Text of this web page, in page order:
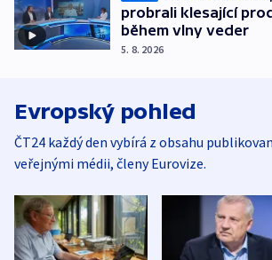
probrali klesající
během vlny veder
5. 8. 2026
Evropský pohled
ČT24 každý den vybírá z obsahu
veřejnými médii, členy Eurovize.